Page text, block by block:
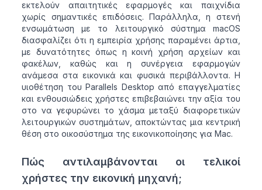
εκτελούν απαιτητικές εφαρμογές και παιχνίδια
χωρίς σημαντικές επιδόσεις. Παράλληλα, η στενή
ενσωμάτωση με το λειτουργικό σύστημα macOS
διασφαλίζει ότι η εμπειρία χρήσης παραμένει άρτια,
με δυνατότητες όπως η κοινή χρήση αρχείων και
φακέλων, καθώς και η συνέργεια εφαρμογών
ανάμεσα στα εικονικά και φυσικά περιβάλλοντα. Η
υιοθέτηση του Parallels Desktop από επαγγελματίες
και ενθουσιώδεις χρήστες επιβεβαιώνει την αξία του
στο να γεφυρώνει το χάσμα μεταξύ διαφορετικών
λειτουργικών συστημάτων, αποκτώντας μια κεντρική
θέση στο οικοσύστημα της εικονικοποίησης για Mac.
Πώς αντιλαμβάνονται οι τελικοί
χρήστες την εικονική μηχανή;